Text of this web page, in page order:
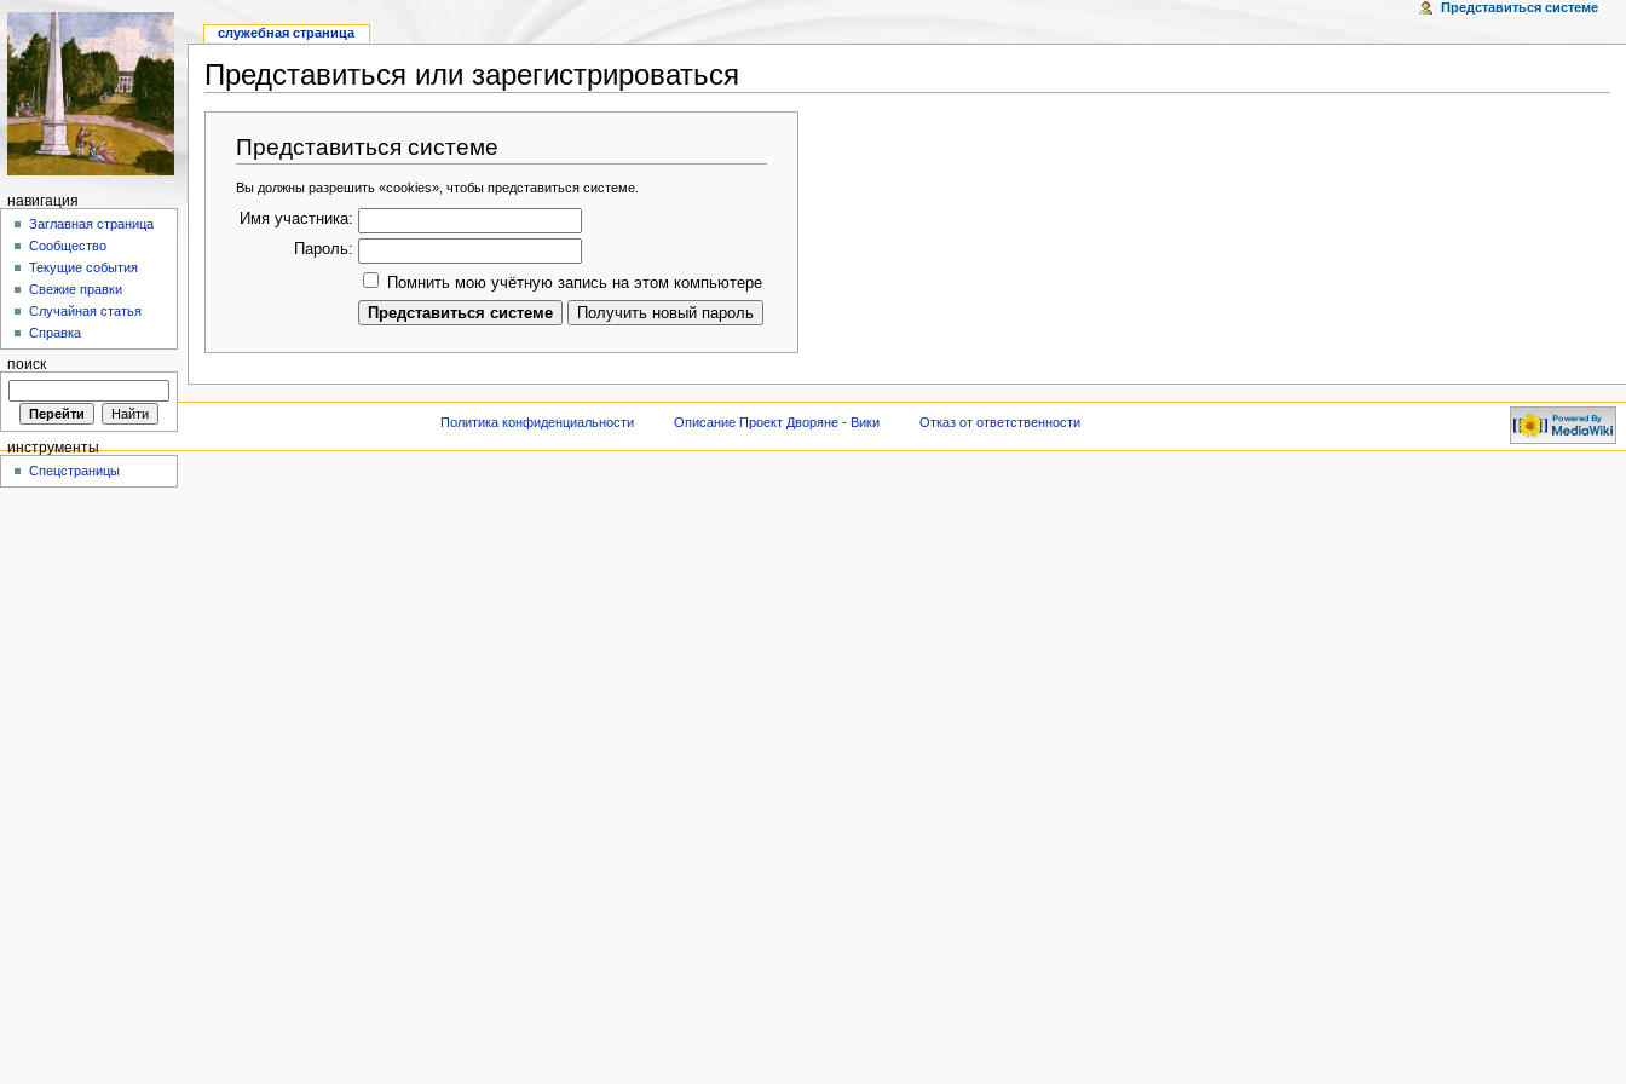
Представиться или зарегистрироваться
Представиться системе
Вы должны разрешить «cookies», чтобы представиться системе.
Имя участника:
Пароль:
Помнить мою учётную запись на этом компьютере
служебная страница
Представиться системе
навигация
Заглавная страница
Сообщество
Текущие события
Свежие правки
Случайная статья
Справка
поиск
инструменты
Спецстраницы
Политика конфиденциальности Описание Проект Дворяне - Вики Отказ от ответственности